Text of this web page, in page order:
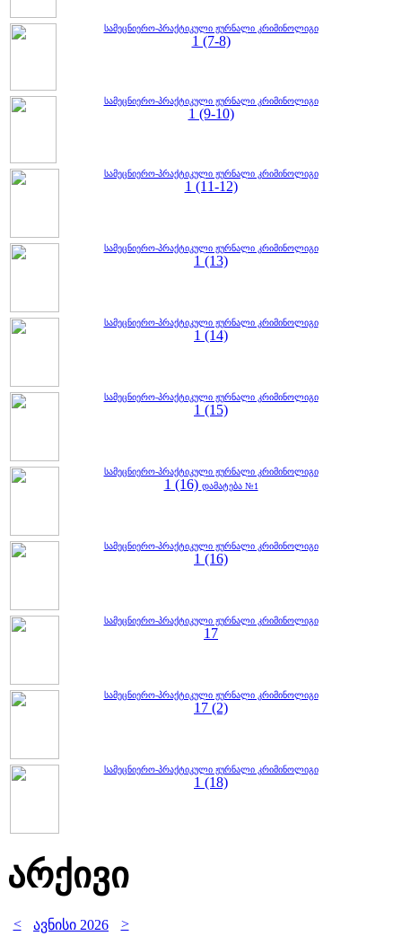
სამეცნიერო-პრაქტიკული ჟურნალი კრიმინოლიგი
1 (7-8)
სამეცნიერო-პრაქტიკული ჟურნალი კრიმინოლიგი
1 (9-10)
სამეცნიერო-პრაქტიკული ჟურნალი კრიმინოლიგი
1 (11-12)
სამეცნიერო-პრაქტიკული ჟურნალი კრიმინოლიგი
1 (13)
სამეცნიერო-პრაქტიკული ჟურნალი კრიმინოლიგი
1 (14)
სამეცნიერო-პრაქტიკული ჟურნალი კრიმინოლიგი
1 (15)
სამეცნიერო-პრაქტიკული ჟურნალი კრიმინოლიგი
1 (16) დამატება №1
სამეცნიერო-პრაქტიკული ჟურნალი კრიმინოლიგი
1 (16)
სამეცნიერო-პრაქტიკული ჟურნალი კრიმინოლიგი
17
სამეცნიერო-პრაქტიკული ჟურნალი კრიმინოლიგი
17 (2)
სამეცნიერო-პრაქტიკული ჟურნალი კრიმინოლიგი
1 (18)
არქივი
< ავნისი 2026
>